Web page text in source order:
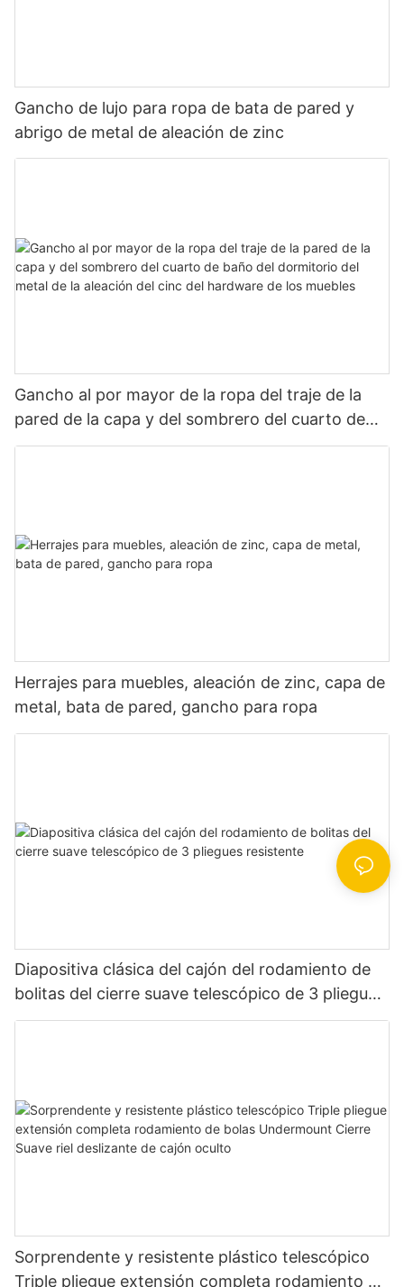
Gancho de lujo para ropa de bata de pared y
abrigo de metal de aleación de zinc
Gancho al por mayor de la ropa del traje de la
pared de la capa y del sombrero del cuarto de
baño del dormitorio del metal de la aleación del
Herrajes para muebles, aleación de zinc, capa de
metal, bata de pared, gancho para ropa
Diapositiva clásica del cajón del rodamiento de
bolitas del cierre suave telescópico de 3 pliegues
resistente
Sorprendente y resistente plástico telescópico
Triple pliegue extensión completa rodamiento de